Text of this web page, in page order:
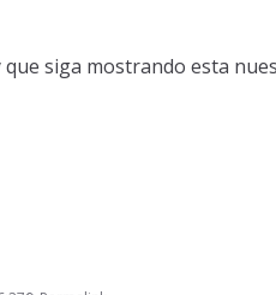
siga mostrando esta